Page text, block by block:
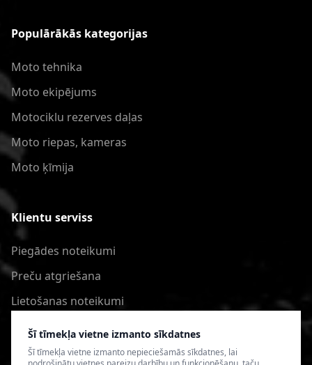
Šī tīmekļa vietne izmanto sīkdatnes
Šī tīmekļa vietne izmanto nepieciešamās sīkdatnes, lai
Populārākās kategorijas
Moto tehnika
Moto ekipējums
Motociklu rezerves daļas
Moto riepas, kameras
Moto ķīmija
Klientu serviss
Piegādes noteikumi
Preču atgriešana
Lietošanas noteikumi
Privātuma politika